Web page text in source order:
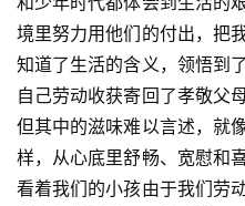
境里努力用他们的付出，把
知道了生活的含义，领悟到
自己劳动收获寄回了孝敬父
但其中的滋味难以言述，就
样，从心底里舒畅、宽慰和
看着我们的小孩由于我们劳